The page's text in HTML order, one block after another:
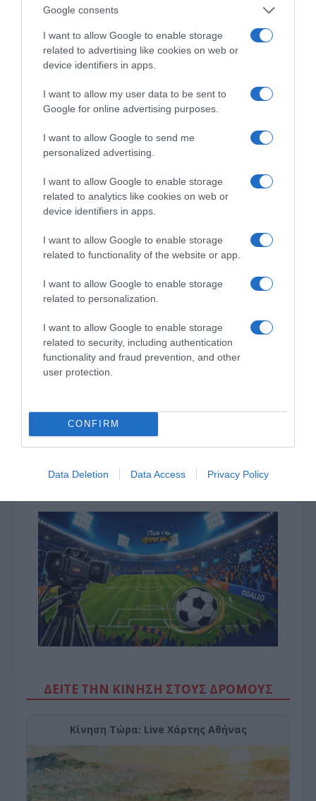
Google consents
I want to allow Google to enable storage
related to advertising like cookies on web or
device identifiers in apps.
I want to allow my user data to be sent to
Google for online advertising purposes.
I want to allow Google to send me
personalized advertising.
I want to allow Google to enable storage
related to analytics like cookies on web or
device identifiers in apps.
I want to allow Google to enable storage
related to functionality of the website or app.
I want to allow Google to enable storage
related to personalization.
I want to allow Google to enable storage
related to security, including authentication
functionality and fraud prevention, and other
user protection.
CONFIRM
Data Deletion Data Access Privacy Policy
της Ζωής μας
το ελληνικό καλοκαίρι και ένας
πολιτισμός που μας ενώνει κάθε μέρα.
ΌΣΑ ΧΡΕΙΆΖΕΣΑΙ
ΓΙΑ ΤΟ ΚΑΛΟΚΑΊΡΙ ΣΟΥ →
ΡΟΗ ΕΙΔΗΣΕΩΝ
Προβληματίζει το κύμα φυγής των συνταξιούχων
Αντίστροφη μέτρηση για το Μπέρμιγχαμ 2026:
Ιστορική ελληνική παρουσία στο Ευρωπαϊκό Στίβου
Η Ναυτιλία εκπέμπει «SOS»
Πώς να κάνετε «smart spending» στις φετινές σας
διακοπές
ΑΕΚ: Πρόβα τζενεράλε με Athens Kallithea πριν από
ΔΕΙΤΕ ΤΗΝ ΚΙΝΗΣΗ ΣΤΟΥΣ ΔΡΌΜΟΥΣ
Κίνηση Τώρα: Live Χάρτης Αθήνας